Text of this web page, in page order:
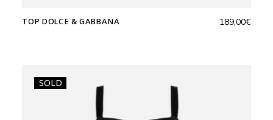
TOP DOLCE & GABBANA 189,00€
SOLD